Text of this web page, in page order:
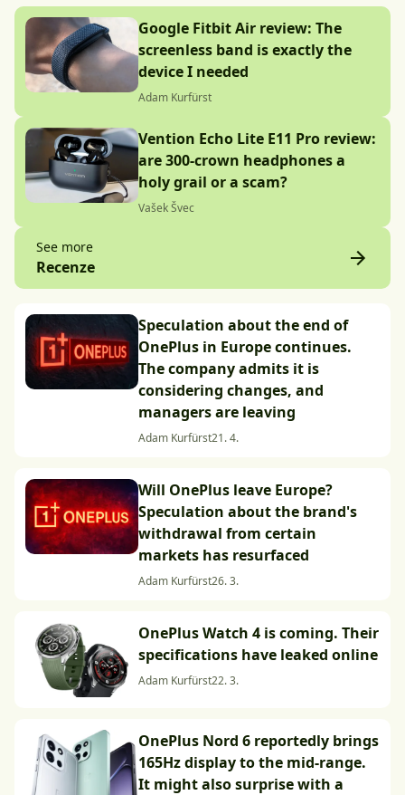
Google Fitbit Air review: The
screenless band is exactly the
device I needed
Adam Kurfürst
Vention Echo Lite E11 Pro review:
are 300-crown headphones a
holy grail or a scam?
Vašek Švec
See more
Recenze
Speculation about the end of
OnePlus in Europe continues.
The company admits it is
considering changes, and
managers are leaving
Adam Kurfürst21. 4.
Will OnePlus leave Europe?
Speculation about the brand's
withdrawal from certain
markets has resurfaced
Adam Kurfürst26. 3.
OnePlus Watch 4 is coming. Their
specifications have leaked online
Adam Kurfürst22. 3.
OnePlus Nord 6 reportedly brings
165Hz display to the mid-range.
It might also surprise with a